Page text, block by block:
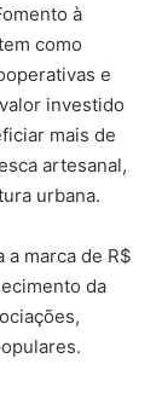
à
como
e
investido
mais de
artesanal,
urbana.
a marca de R$
da